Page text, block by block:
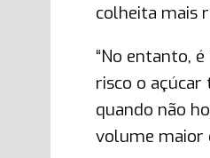
colheita mais
“No entanto,
risco o açúcar
quando não
volume maior